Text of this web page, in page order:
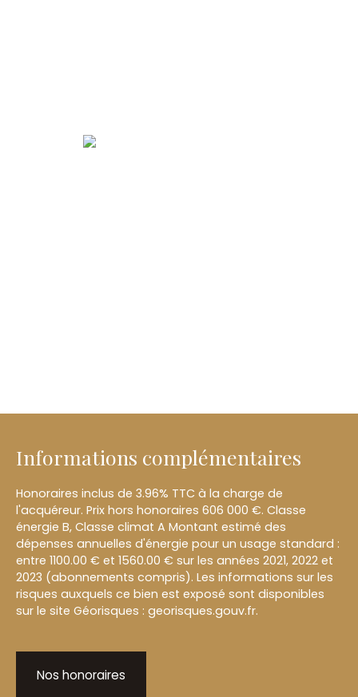
Informations complémentaires
Honoraires inclus de 3.96% TTC à la charge de
l'acquéreur. Prix hors honoraires 606 000 €. Classe
énergie B, Classe climat A Montant estimé des
dépenses annuelles d'énergie pour un usage standard :
entre 1100.00 € et 1560.00 € sur les années 2021, 2022 et
2023 (abonnements compris). Les informations sur les
risques auxquels ce bien est exposé sont disponibles
sur le site Géorisques : georisques.gouv.fr.
Nos honoraires